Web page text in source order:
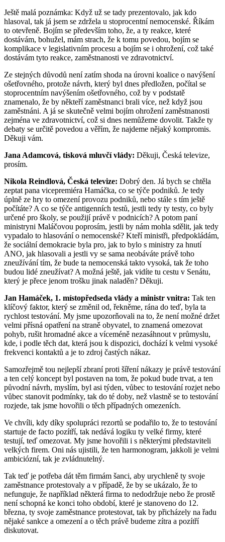
Ještě malá poznámka: Když už se tady prezentovalo, jak kdo
hlasoval, tak já jsem se zdržela u stoprocentní nemocenské. Říkám
to otevřeně. Bojím se především toho, že, a ty reakce, které
dostávám, bohužel, mám strach, že k tomu povedou, bojím se
komplikace v legislativním procesu a bojím se i ohrožení, což také
dostávám tyto reakce, zaměstnanosti ve zdravotnictví.
Ze stejných důvodů není zatím shoda na úrovni koalice o navýšení
ošetřovného, protože návrh, který byl dnes předložen, počítal se
stoprocentním navýšením ošetřovného, což by v podstatě
znamenalo, že by někteří zaměstnanci brali více, než když jsou
zaměstnáni. A já se skutečně velmi bojím ohrožení zaměstnanosti
zejména ve zdravotnictví, což si dnes nemůžeme dovolit. Takže ty
debaty se určitě povedou a věřím, že najdeme nějaký kompromis.
Děkuji vám.
Jana Adamcová, tisková mluvčí vlády: Děkuji, Česká televize,
prosím.
Nikola Reindlová, Česká televize: Dobrý den. Já bych se chtěla
zeptat pana vicepremiéra Hamáčka, co se týče podniků. Je tedy
úplně ze hry to omezení provozu podniků, nebo stále s tím ještě
počítáte? A co se týče antigenních testů, jestli tedy ty testy, co byly
určené pro školy, se použijí právě v podnicích? A potom paní
ministryni Maláčovou poprosím, jestli by nám mohla sdělit, jak tedy
vypadalo to hlasování o nemocenské? Kteří ministři, předpokládám,
že sociální demokracie byla pro, jak to bylo s ministry za hnutí
ANO, jak hlasovali a jestli vy se sama neobáváte právě toho
zneužívání tím, že bude ta nemocenská takto vysoká, tak že toho
budou lidé zneužívat? A možná ještě, jak vidíte tu cestu v Senátu,
který je přece jenom trošku jinak naladěn? Děkuji.
Jan Hamáček, 1. místopředseda vlády a ministr vnitra: Tak ten
klíčový faktor, který se změnil od, řekněme, rána do teď, byla ta
rychlost testování. My jsme upozorňovali na to, že není možné držet
velmi přísná opatření na straně obyvatel, to znamená omezovat
pohyb, rušit hromadné akce a víceméně nezasáhnout v průmyslu,
kde, i podle těch dat, která jsou k dispozici, dochází k velmi vysoké
frekvenci kontaktů a je to zdroj častých nákaz.
Samozřejmě tou nejlepší zbraní proti šíření nákazy je právě testování
a ten celý koncept byl postaven na tom, že pokud bude trvat, a ten
původní návrh, myslím, byl asi týden, vůbec to testování rozjet nebo
vůbec stanovit podmínky, tak do té doby, než vlastně se to testování
rozjede, tak jsme hovořili o těch případných omezeních.
Ve chvíli, kdy díky spolupráci rezortů se podařilo to, že to testování
startuje de facto pozítří, tak nedává logiku ty velké firmy, které
testují, teď omezovat. My jsme hovořili i s některými představiteli
velkých firem. Oni nás ujistili, že ten harmonogram, jakkoli je velmi
ambiciózní, tak je zvládnutelný.
Tak teď je potřeba dát těm firmám šanci, aby urychleně ty svoje
zaměstnance protestovaly a v případě, že by se ukázalo, že to
nefunguje, že například některá firma to nedodržuje nebo že prostě
není schopná ke konci toho období, které je stanoveno do 12.
března, ty svoje zaměstnance protestovat, tak by přicházely na řadu
nějaké sankce a omezení a o těch právě budeme zítra a pozítří
diskutovat.